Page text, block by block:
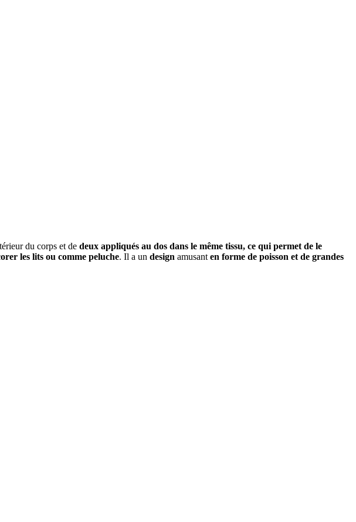
du corps et de deux appliqués au dos dans le même tissu, ce qui permet de le
les lits ou comme peluche. Il a un design amusanten forme de poisson et de grandes